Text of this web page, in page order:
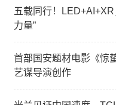
五载同行！
力量”
首部国安题材电影《惊
艺谋导演创作